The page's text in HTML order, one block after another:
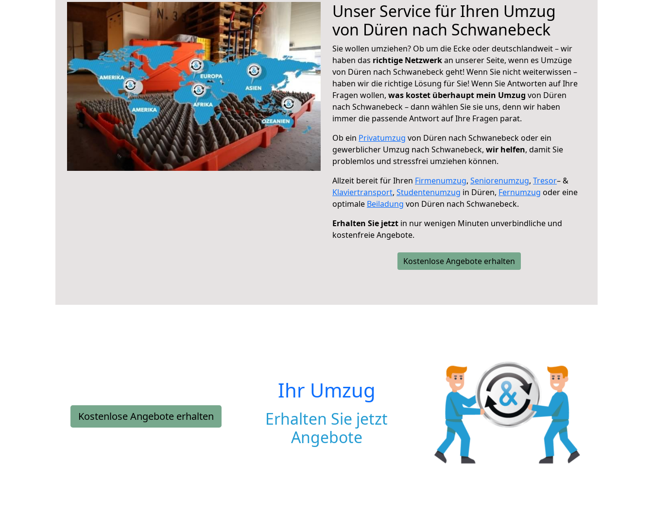
Unser Service für Ihren Umzug
von Düren nach Schwanebeck
Sie wollen umziehen? Ob um die Ecke oder deutschlandweit – wir
haben das richtige Netzwerkan unserer Seite, wenn es Umzüge
von Düren nach Schwanebeck geht! Wenn Sie nicht weiterwissen –
haben wir die richtige Lösung für Sie! Wenn Sie Antworten auf Ihre
Fragen wollen, was kostet überhaupt mein Umzug von Düren
nach Schwanebeck – dann wählen Sie sie uns, denn wir haben
immer die passende Antwort auf Ihre Fragen parat.
Ob ein Privatumzug von Düren nach Schwanebeck oder ein
gewerblicher Umzug nach Schwanebeck, wir helfen, damit Sie
problemlos und stressfrei umziehen können.
Allzeit bereit für Ihren Firmenumzug, Seniorenumzug, Tresor– &
Klaviertransport, Studentenumzug in Düren, Fernumzug oder eine
optimale Beiladung von Düren nach Schwanebeck.
Erhalten Sie jetzt in nur wenigen Minuten unverbindliche und
kostenfreie Angebote.
Kostenlose Angebote erhalten
Kostenlose Angebote erhalten
Ihr Umzug
Erhalten Sie jetzt
Angebote